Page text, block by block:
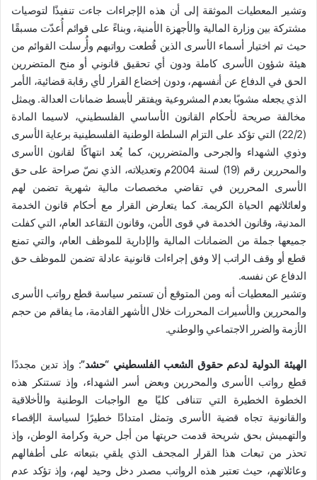
وتشير المعطيات الموثقة إلى أن هذه الإجراءات جاءت تنفيذًا لتوصيات
مشتركة بين وزارة المالية والأجهزة الأمنية، وبناءً على قوائم أُعدّت مسبقًا
حيث تم اختيار أسماء الأسرى الذين قُطعت رواتبهم وأُرسلت القوائم من
هيئة شؤون الأسرى كاملة ودون أي تحقيق قانوني أو منح المتضررين
الحق في الدفاع عن أنفسهم، ودون إخضاع القرار لأي رقابة قضائية، الأمر
الذي يجعله مشوبًا بعدم المشروعية ويفتقر لأبسط ضمانات العدالة. ويمثل
مخالفة صريحة لأحكام القانون الأساسي الفلسطيني، لاسيما المادة
(22/2) التي تؤكد على التزام السلطة الوطنية الفلسطينية برعاية الأسرى
وذوي الشهداء والجرحى والمتضررين، كما يُعد انتهاكًا لقانون الأسرى
والمحررين رقم (19) لسنة 2004م وتعديلاته، الذي نصّ صراحة على حق
الأسرى المحررين في تقاضي مخصصات مالية شهرية تضمن لهم
ولعائلاتهم الحياة الكريمة. كما يتعارض القرار مع أحكام قانون الخدمة
المدنية، وقانون الخدمة في قوى الأمن، وقانون التقاعد العام، التي كفلت
جميعها جملة من الضمانات المالية والإدارية للموظف العام، والتي تمنع
قطع أو وقف الراتب إلا وفق إجراءات قانونية عادلة تضمن للموظف حق
الدفاع عن نفسه.
وتشير المعطيات أنه ومن المتوقع أن تستمر سياسة قطع رواتب الأسرى
والمحررين والأسيرات المحررات خلال الأشهر القادمة، ما يفاقم من حجم
الأزمة والضرر الاجتماعي والوطني.
الهيئة الدولية لدعم حقوق الشعب الفلسطيني “حشد”: وإذ تدين مجددًا
قطع رواتب الأسرى والمحررين وبعض أسر الشهداء، وإذ تستنكر هذه
الخطوة الخطيرة التي تتنافى كليًا مع الواجبات الوطنية والأخلاقية
والقانونية تجاه قضية الأسرى وتمثل امتدادًا خطيرًا لسياسة الإقصاء
والتهميش بحق شريحة قدمت حريتها من أجل حرية وكرامة الوطن، وإذ
تحذر من تبعات هذا القرار المجحف الذي يلقي بتبعاته على أطفالهم
وعائلاتهم، حيث تعتبر هذه الرواتب مصدر دخل وحيد لهم، وإذ تؤكد عدم